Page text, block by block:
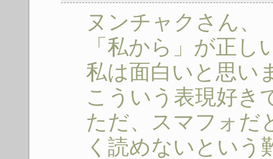
ヌンチャクさん、
「私から」が正し
私は面白いと思い
こういう表現好き
ただ、スマフォだ
く読めないという